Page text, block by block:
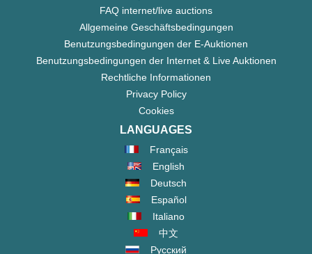
FAQ internet/live auctions
Allgemeine Geschäftsbedingungen
Benutzungsbedingungen der E-Auktionen
Benutzungsbedingungen der Internet & Live Auktionen
Rechtliche Informationen
Privacy Policy
Cookies
LANGUAGES
Français
English
Deutsch
Español
Italiano
中文
Русский